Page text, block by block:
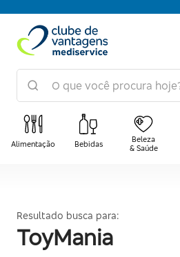
Alimentação Bebidas
Beleza
& Saúde
Resultado busca para:
ToyMania